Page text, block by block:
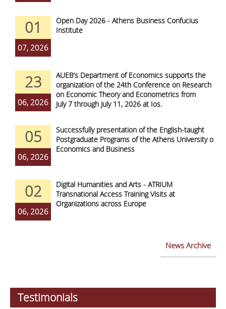
01
07, 2026
Open Day 2026 - Athens Business Confucius
Institute
23
06, 2026
AUEB’s Department of Economics supports the
organization of the 24th Conference on Research
on Economic Theory and Econometrics from
July 7 through July 11, 2026 at Ios.
05
06, 2026
Successfully presentation of the English-taught
Postgraduate Programs of the Athens University of
Economics and Business
02
06, 2026
Digital Humanities and Arts - ATRIUM
Transnational Access Training Visits at
Organizations across Europe
News Archive
Testimonials